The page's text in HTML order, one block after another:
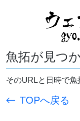
魚拓が見つ
そのURLと日時で魚
TOPへ戻る